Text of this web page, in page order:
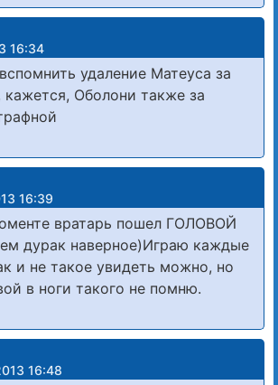
16:34
удаление Матеуса за
кажется, Оболони также за
16:39
вратарь пошел ГОЛОВОЙ
дурак наверное)Играю каждые
и не такое увидеть можно, но
в ноги такого не помню.
16:48